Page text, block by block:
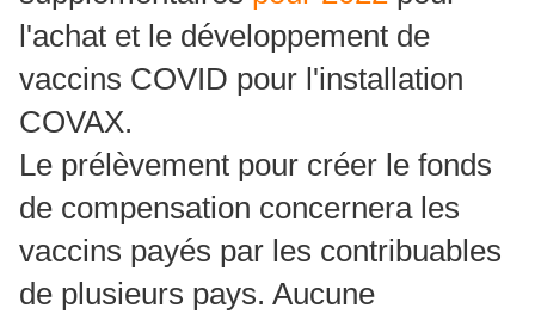
l'achat et le développement de
vaccins COVID pour l'installation
COVAX.
Le prélèvement pour créer le fonds
de compensation concernera les
vaccins payés par les contribuables
de plusieurs pays. Aucune